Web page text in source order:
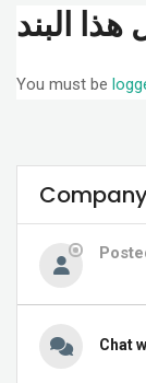
البند
You must be
Chat